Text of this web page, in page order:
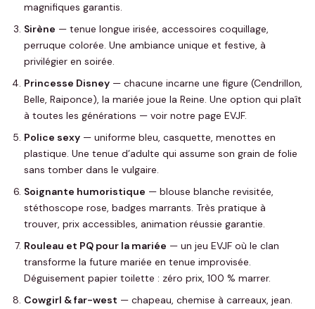
magnifiques garantis.
Sirène — tenue longue irisée, accessoires coquillage,
perruque colorée. Une ambiance unique et festive, à
privilégier en soirée.
Princesse Disney — chacune incarne une figure (Cendrillon,
Belle, Raiponce), la mariée joue la Reine. Une option qui plaît
à toutes les générations — voir notre page EVJF.
Police sexy — uniforme bleu, casquette, menottes en
plastique. Une tenue d’adulte qui assume son grain de folie
sans tomber dans le vulgaire.
Soignante humoristique — blouse blanche revisitée,
stéthoscope rose, badges marrants. Très pratique à
trouver, prix accessibles, animation réussie garantie.
Rouleau et PQ pour la mariée — un jeu EVJF où le clan
transforme la future mariée en tenue improvisée.
Déguisement papier toilette : zéro prix, 100 % marrer.
Cowgirl & far-west — chapeau, chemise à carreaux, jean.